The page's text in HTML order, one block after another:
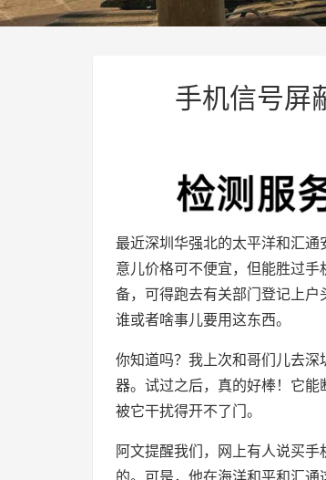
手机信号屏
最近深圳华强北的太平洋和汇通
意儿价格可不便宜，但能胜过
备，可得跑去有关部门登记上
谁或者啥事儿要用这东西。
你知道吗？我上次和哥们儿去
器。试过之后，真的好棒！它
被它干扰得开不了门。
阿文提醒我们，网上有人说买
的。可是，他在海洋和平和汇